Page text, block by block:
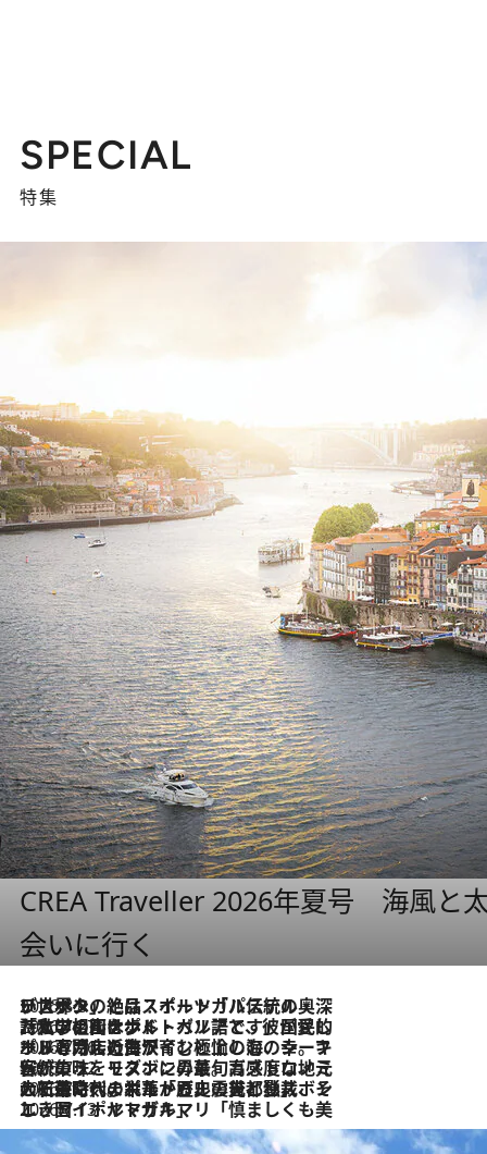
SPECIAL
特集
CREA Traveller 2026年夏号 海風と
会いに行く
2026.8.8
リスボンの絶品スイーツ「パステル・デ・ナタ」とは？ポルトガル伝統の奥深い世界へ
2026.7.27
「私の祖国はポルトガル語です」国民的詩人フェルナンド・ペソアと、彼が愛した文学の街を歩く
2026.7.26
ポルトガル近海が育む極上の海の幸。キリリと冷えた白ワインと愉しむ、シーフード専門店の贅沢
2026.7.22
伝統の味をモダンに昇華。高感度な地元客が集う、リスボンの最旬ガストロノミー
2026.7.21
大航海時代の栄華から、震災、独裁、そして革命へ。ポルトガル・首都リスボンの石畳に刻まれた「歴史の光と影」
2026.7.13
エッセイ・ヤマザキマリ「慎ましくも美しき国 ポルトガル」